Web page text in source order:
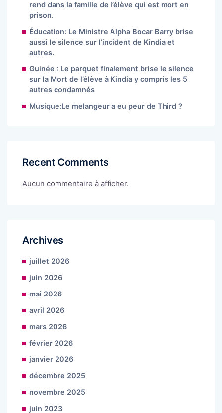
rend dans la famille de l’élève qui est mort en
prison.
Éducation: Le Ministre Alpha Bocar Barry brise
aussi le silence sur l’incident de Kindia et
autres.
Guinée : Le parquet finalement brise le silence
sur la Mort de l’élève à Kindia y compris les 5
autres condamnés
Musique:Le melangeur a eu peur de Third ?
Recent Comments
Aucun commentaire à afficher.
Archives
juillet 2026
juin 2026
mai 2026
avril 2026
mars 2026
février 2026
janvier 2026
décembre 2025
novembre 2025
juin 2023